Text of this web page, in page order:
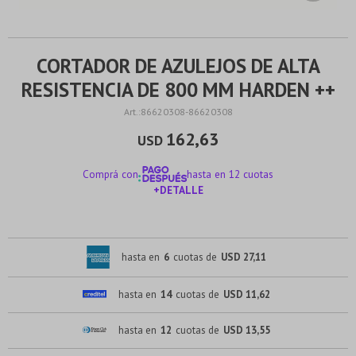
CORTADOR DE AZULEJOS DE ALTA
RESISTENCIA DE 800 MM HARDEN ++
86620308-86620308
USD 162,63
Comprá con
hasta en 12 cuotas
+DETALLE
hasta en 6 cuotas de USD 27,11
hasta en 14 cuotas de USD 11,62
hasta en 12 cuotas de USD 13,55